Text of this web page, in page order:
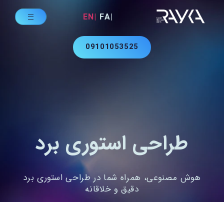
|FA
|EN
09101053525
طراحی استوری برد
هوش مصنوعی، همراه شما در طراحی استوری برد
دقیق و خلاقانه